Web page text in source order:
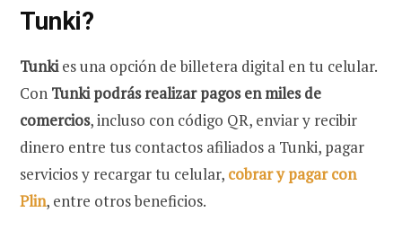
Tunki?
Tunkies una opción de billetera digital en tu celular.
Con Tunki podrás realizar pagos en miles de
comercios, incluso con código QR, enviar y recibir
dinero entre tus contactos afiliados a Tunki, pagar
servicios y recargar tu celular, cobrar y pagar con
Plin, entre otros beneficios.